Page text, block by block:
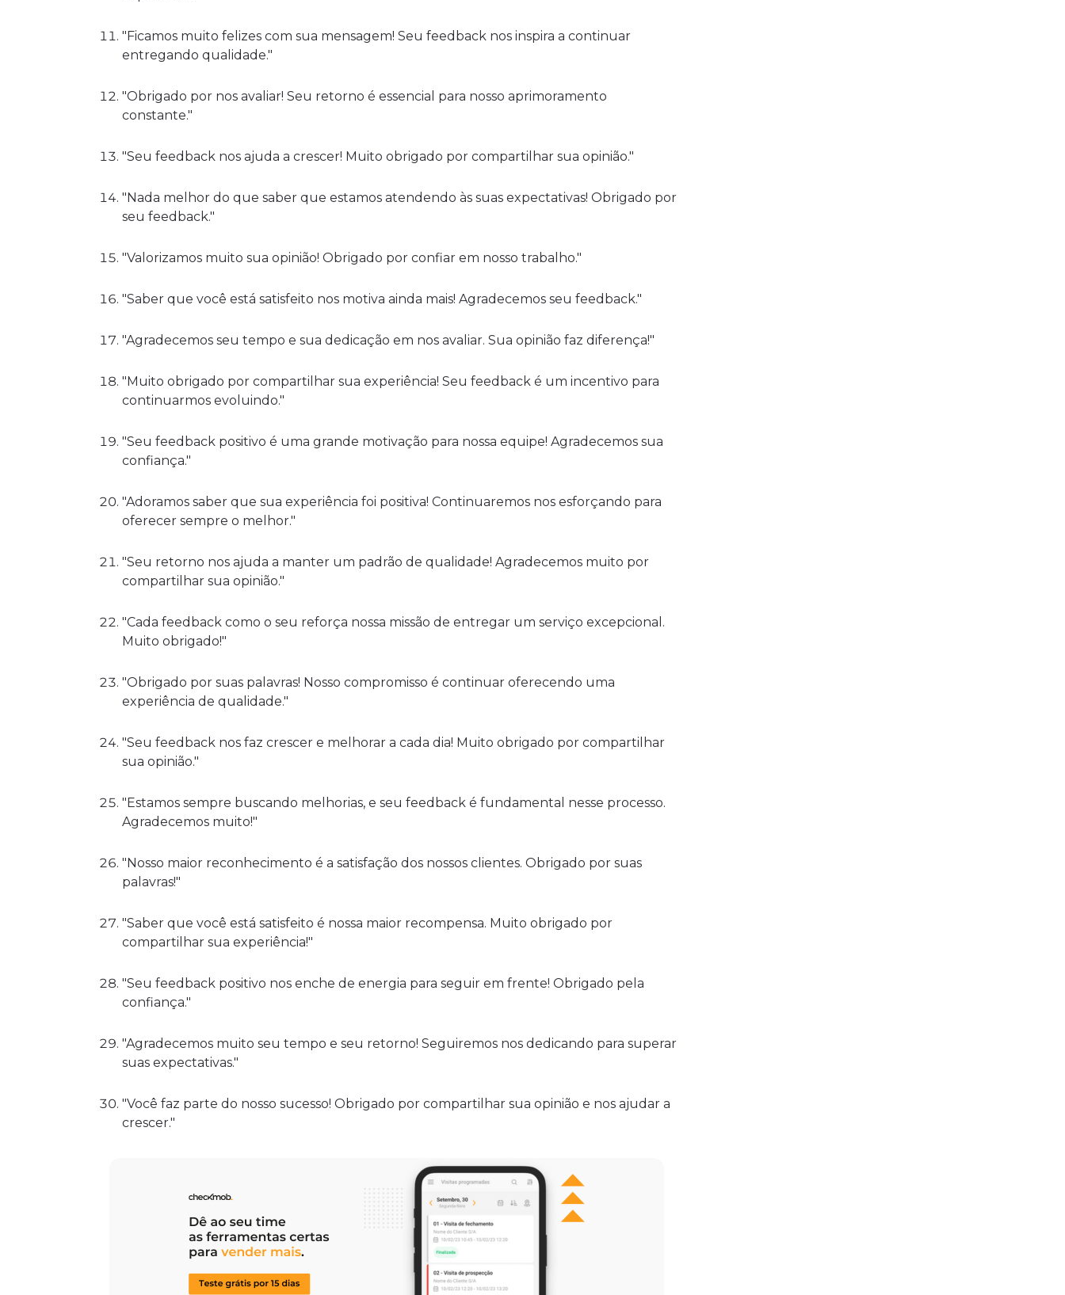
"Ficamos muito felizes com sua mensagem! Seu feedback nos inspira a continuar
entregando qualidade."
"Obrigado por nos avaliar! Seu retorno é essencial para nosso aprimoramento
constante."
"Seu feedback nos ajuda a crescer! Muito obrigado por compartilhar sua opinião."
"Nada melhor do que saber que estamos atendendo às suas expectativas! Obrigado por
seu feedback."
"Valorizamos muito sua opinião! Obrigado por confiar em nosso trabalho."
"Saber que você está satisfeito nos motiva ainda mais! Agradecemos seu feedback."
"Agradecemos seu tempo e sua dedicação em nos avaliar. Sua opinião faz diferença!"
"Muito obrigado por compartilhar sua experiência! Seu feedback é um incentivo para
continuarmos evoluindo."
"Seu feedback positivo é uma grande motivação para nossa equipe! Agradecemos sua
confiança."
"Adoramos saber que sua experiência foi positiva! Continuaremos nos esforçando para
oferecer sempre o melhor."
"Seu retorno nos ajuda a manter um padrão de qualidade! Agradecemos muito por
compartilhar sua opinião."
"Cada feedback como o seu reforça nossa missão de entregar um serviço excepcional.
Muito obrigado!"
"Obrigado por suas palavras! Nosso compromisso é continuar oferecendo uma
experiência de qualidade."
"Seu feedback nos faz crescer e melhorar a cada dia! Muito obrigado por compartilhar
sua opinião."
"Estamos sempre buscando melhorias, e seu feedback é fundamental nesse processo.
Agradecemos muito!"
"Nosso maior reconhecimento é a satisfação dos nossos clientes. Obrigado por suas
palavras!"
"Saber que você está satisfeito é nossa maior recompensa. Muito obrigado por
compartilhar sua experiência!"
"Seu feedback positivo nos enche de energia para seguir em frente! Obrigado pela
confiança."
"Agradecemos muito seu tempo e seu retorno! Seguiremos nos dedicando para superar
suas expectativas."
"Você faz parte do nosso sucesso! Obrigado por compartilhar sua opinião e nos ajudar a
crescer."